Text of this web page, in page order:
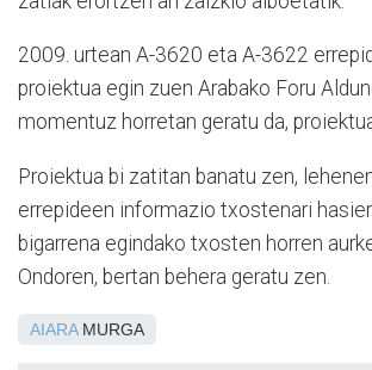
2009. urtean A-3620 eta A-3622
proiektua egin zuen Arabako Foru
momentuz horretan geratu da,
Proiektua bi zatitan banatu zen,
errepideen informazio txostenari
bigarrena egindako txosten horren
Ondoren, bertan behera geratu zen.
AIARAMURGA